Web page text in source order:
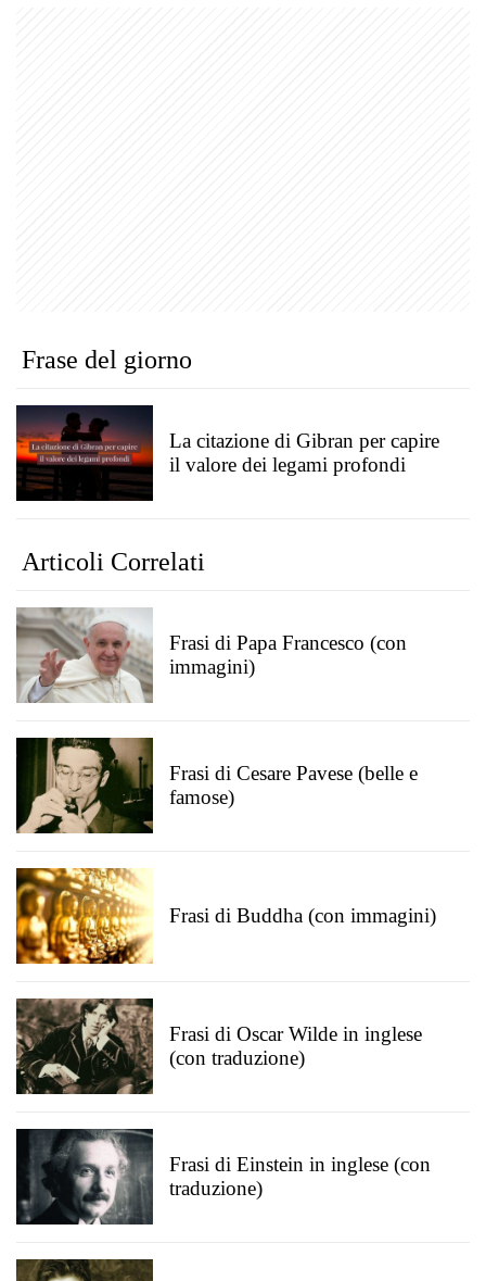
Frase del giorno
La citazione di Gibran per capire
il valore dei legami profondi
Articoli Correlati
Frasi di Papa Francesco (con
immagini)
Frasi di Cesare Pavese (belle e
famose)
Frasi di Buddha (con immagini)
Frasi di Oscar Wilde in inglese
(con traduzione)
Frasi di Einstein in inglese (con
traduzione)